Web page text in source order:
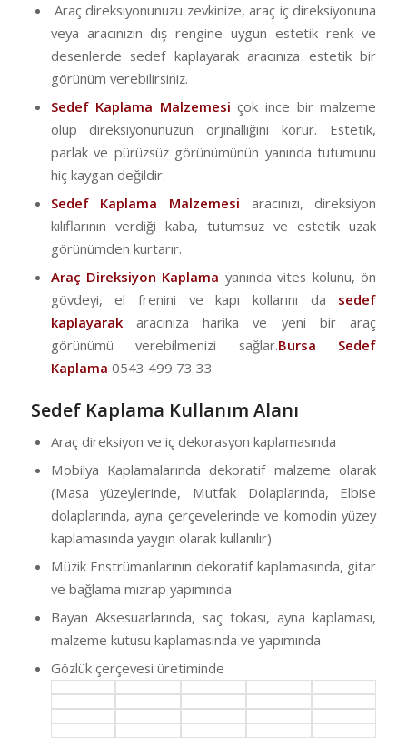
Araç direksiyonunuzu zevkinize, araç iç direksiyonuna
veya aracınızın dış rengine uygun estetik renk ve
desenlerde sedef kaplayarak aracınıza estetik bir
görünüm verebilirsiniz.
Sedef Kaplama Malzemesi çok ince bir malzeme
olup direksiyonunuzun orjinalliğini korur. Estetik,
parlak ve pürüzsüz görünümünün yanında tutumunu
hiç kaygan değildir.
Sedef Kaplama Malzemesi aracınızı, direksiyon
kılıflarının verdiği kaba, tutumsuz ve estetik uzak
görünümden kurtarır.
Araç Direksiyon Kaplama yanında vites kolunu, ön
gövdeyi, el frenini ve kapı kollarını da sedef
kaplayarakaracınıza harika ve yeni bir araç
görünümü verebilmenizi sağlar.Bursa Sedef
Kaplama 0543 499 73 33
Sedef Kaplama Kullanım Alanı
Araç direksiyon ve iç dekorasyon kaplamasında
Mobilya Kaplamalarında dekoratif malzeme olarak
(Masa yüzeylerinde, Mutfak Dolaplarında, Elbise
dolaplarında, ayna çerçevelerinde ve komodin yüzey
kaplamasında yaygın olarak kullanılır)
Müzik Enstrümanlarının dekoratif kaplamasında, gitar
ve bağlama mızrap yapımında
Bayan Aksesuarlarında, saç tokası, ayna kaplaması,
malzeme kutusu kaplamasında ve yapımında
Gözlük çerçevesi üretiminde